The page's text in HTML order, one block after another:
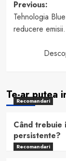
Post
Previous:
Tehnologia
reducere emisii.
Te-ar putea
Recomandari
Când trebuie
persistente?
Recomandari